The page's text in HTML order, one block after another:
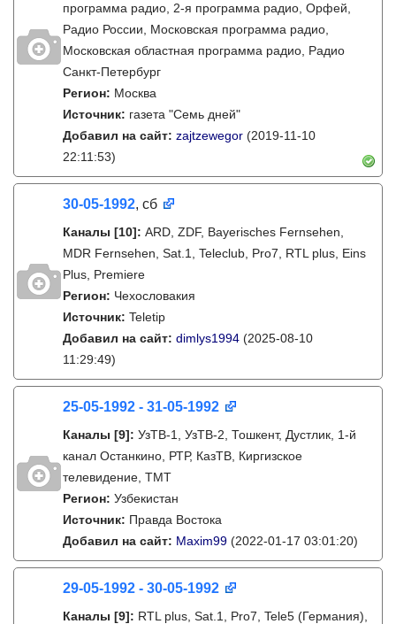
программа радио, 2-я программа радио, Орфей,
Радио России, Московская программа радио,
Московская областная программа радио, Радио
Санкт-Петербург
Регион: Москва
Источник: газета "Семь дней"
Добавил на сайт: zajtzewegor (2019-11-10
22:11:53)
30-05-1992, сб
Каналы [10]: ARD, ZDF, Bayerisches Fernsehen,
MDR Fernsehen, Sat.1, Teleclub, Pro7, RTL plus, Eins
Plus, Premiere
Регион: Чехословакия
Источник: Teletip
Добавил на сайт: dimlys1994 (2025-08-10
11:29:49)
25-05-1992 - 31-05-1992
Каналы [9]: УзТВ-1, УзТВ-2, Тошкент, Дустлик, 1-й
канал Останкино, РТР, КазТВ, Киргизское
телевидение, ТМТ
Регион: Узбекистан
Источник: Правда Востока
Добавил на сайт: Maxim99 (2022-01-17 03:01:20)
29-05-1992 - 30-05-1992
Каналы [9]: RTL plus, Sat.1, Pro7, Tele5 (Германия),